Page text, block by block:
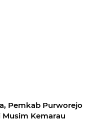
Pemkab Purworejo
Musim Kemarau